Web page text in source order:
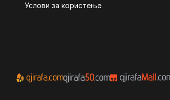
Услови за користење